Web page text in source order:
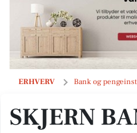
ERHVERV Bank og
SKJERN BANK
SKJERN